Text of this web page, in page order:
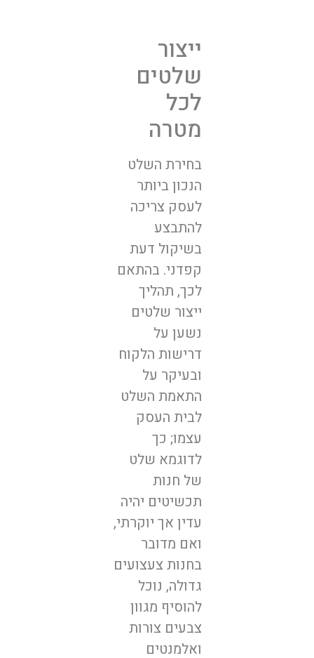
ייצור
שלטים
לכל
מטרה
בחירת השלט
הנכון ביותר
לעסק צריכה
להתבצע
בשיקול דעת
קפדני. בהתאם
לכך, תהליך
ייצור שלטים
נשען על
דרישות הלקוח
ובעיקר על
התאמת השלט
לבית העסק
עצמו; כך
לדוגמא שלט
של חנות
תכשיטים יהיה
עדין אך יוקרתי,
ואם מדובר
בחנות צעצועים
גדולה, נוכל
להוסיף מגוון
צבעים צורות
ואלמנטים